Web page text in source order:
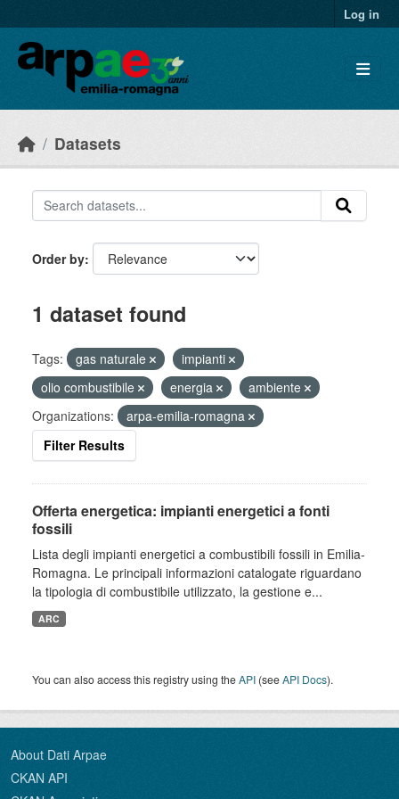
Log in
Datasets
Order by
1 dataset found
Tags: gas naturale
impianti
olio combustibile
energia
ambiente
Organizations:
arpa-emilia-romagna
Filter Results
Offerta energetica: impianti energetici a fonti
fossili
Lista degli impianti energetici a combustibili fossili in Emilia-
Romagna. Le principali informazioni catalogate riguardano
la tipologia di combustibile utilizzato, la gestione e...
ARC
You can also access this registry using theAPI (seeAPI Docs).
About Dati Arpae
CKAN API